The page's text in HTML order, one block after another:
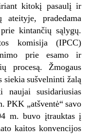
kitokį pasaulį ir
pradedama
kintančių sąlygų.
komisija (IPCC)
prie esamo ir
procesą. Žmogaus
siekia sušvelninti žalą
susidariusias
PKK „atšventė“ savo
m. buvo įtrauktas į
kaitos konvencijos